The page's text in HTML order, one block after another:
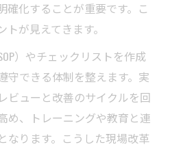
確化することが重要です。こ
が見えてきます。
）やチェックリストを作成
守できる体制を整えます。実
ビューと改善のサイクルを回
め、トレーニングや教育と連
なります。こうした現場改革